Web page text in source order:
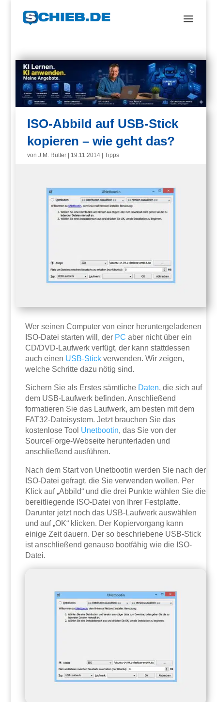
ISO-Abbild auf USB-Stick
kopieren – wie geht das?
vonJ.M. Rütter 19.11.2014 |Tipps
Wer seinen Computer von einer heruntergeladenen
ISO-Datei starten will, der PC aber nicht über ein
CD/DVD-Laufwerk verfügt, der kann stattdessen
auch einen USB-Stick verwenden. Wir zeigen,
welche Schritte dazu nötig sind.
Sichern Sie als Erstes sämtliche Daten, die sich auf
dem USB-Laufwerk befinden. Anschließend
formatieren Sie das Laufwerk, am besten mit dem
FAT32-Dateisystem. Jetzt brauchen Sie das
kostenlose Tool Unetbootin, das Sie von der
SourceForge-Webseite herunterladen und
anschließend ausführen.
Nach dem Start von Unetbootin werden Sie nach der
ISO-Datei gefragt, die Sie verwenden wollen. Per
Klick auf „Abbild“ und die drei Punkte wählen Sie die
bereitliegende ISO-Datei von Ihrer Festplatte.
Darunter jetzt noch das USB-Laufwerk auswählen
und auf „OK“ klicken. Der Kopiervorgang kann
einige Zeit dauern. Der so beschriebene USB-Stick
ist anschließend genauso bootfähig wie die ISO-
Datei.